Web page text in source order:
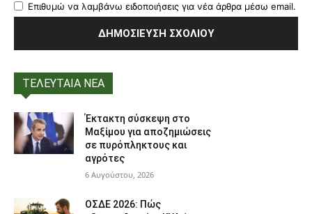
Επιθυμώ να λαμβάνω ειδοποιήσεις για νέα άρθρα μέσω email.
ΤΕΛΕΥΤΑΙΑ ΝΕΑ
Έκτακτη σύσκεψη στο
Μαξίμου για αποζημιώσεις
σε πυρόπληκτους και
αγρότες
6 Αυγούστου, 2026
ΟΣΔΕ 2026: Πώς